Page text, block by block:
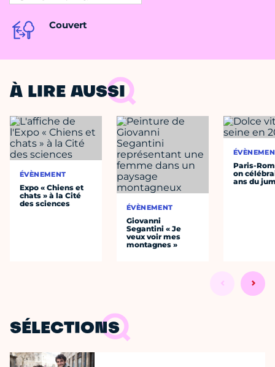
Couvert
À LIRE AUSSI
ÉVÈNEMENT
Expo « Chiens et
chats » à la Cité
des sciences
ÉVÈNEMENT
Giovanni
Segantini « Je
veux voir mes
montagnes »
Paris-
on
ans du
SÉLECTIONS